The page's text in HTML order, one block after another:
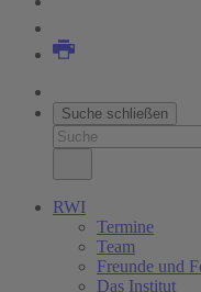
Suche schließen
RWI
Termine
Team
Freunde und
Das Institut